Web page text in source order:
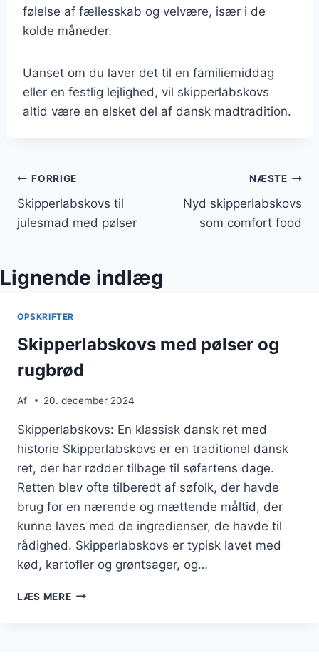
følelse af fællesskab og velvære, især i de
kolde måneder.
Uanset om du laver det til en familiemiddag
eller en festlig lejlighed, vil skipperlabskovs
altid være en elsket del af dansk madtradition.
Indlægsnavigation
FORRIGE
Skipperlabskovs til
julesmad med pølser
NÆSTE
Nyd skipperlabskovs
som comfort food
Lignende indlæg
OPSKRIFTER
Skipperlabskovs med pølser og
rugbrød
Af 20. december 2024
Skipperlabskovs: En klassisk dansk ret med
historie Skipperlabskovs er en traditionel dansk
ret, der har rødder tilbage til søfartens dage.
Retten blev ofte tilberedt af søfolk, der havde
brug for en nærende og mættende måltid, der
kunne laves med de ingredienser, de havde til
rådighed. Skipperlabskovs er typisk lavet med
kød, kartofler og grøntsager, og…
LÆS MERESKIPPERLABSKOVS